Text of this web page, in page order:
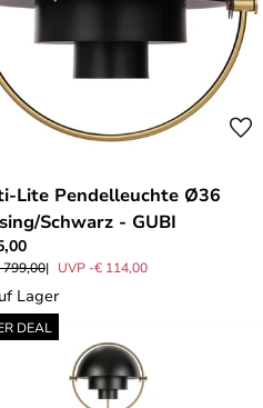
Lite Pendelleuchte Ø36
Schwarz - GUBI
799,00 UVP -€ 114,00
Lager
DEAL